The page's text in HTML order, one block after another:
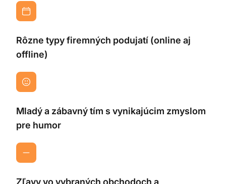
Rôzne typy firemných podujatí (online aj
offline)
Mladý a zábavný tím s vynikajúcim zmyslom
pre humor
Zľavy vo vybraných obchodoch a